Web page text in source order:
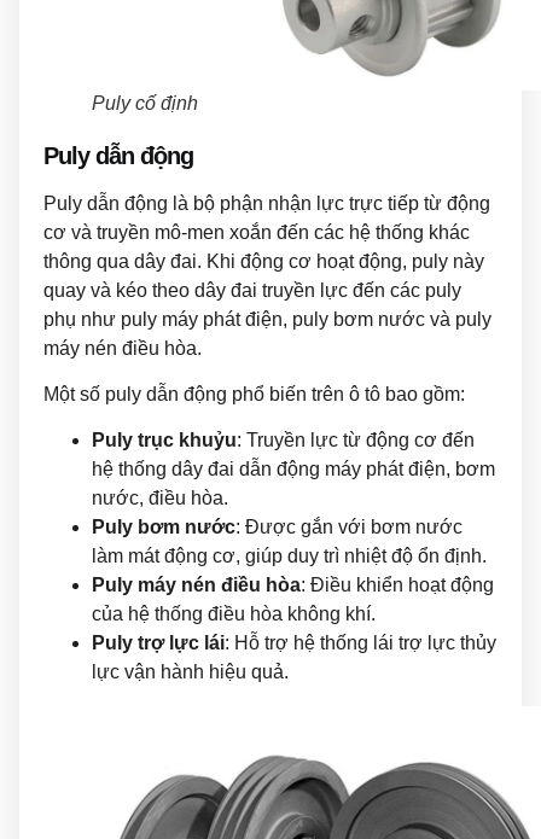
Puly cố định
Puly dẫn động
Puly dẫn động là bộ phận nhận lực trực tiếp từ động
cơ và truyền mô-men xoắn đến các hệ thống khác
thông qua dây đai. Khi động cơ hoạt động, puly này
quay và kéo theo dây đai truyền lực đến các puly
phụ như puly máy phát điện, puly bơm nước và puly
máy nén điều hòa.
Một số puly dẫn động phổ biến trên ô tô bao gồm:
Puly trục khuỷu: Truyền lực từ động cơ đến
hệ thống dây đai dẫn động máy phát điện, bơm
nước, điều hòa.
Puly bơm nước: Được gắn với bơm nước
làm mát động cơ, giúp duy trì nhiệt độ ổn định.
Puly máy nén điều hòa: Điều khiển hoạt động
của hệ thống điều hòa không khí.
Puly trợ lực lái: Hỗ trợ hệ thống lái trợ lực thủy
lực vận hành hiệu quả.